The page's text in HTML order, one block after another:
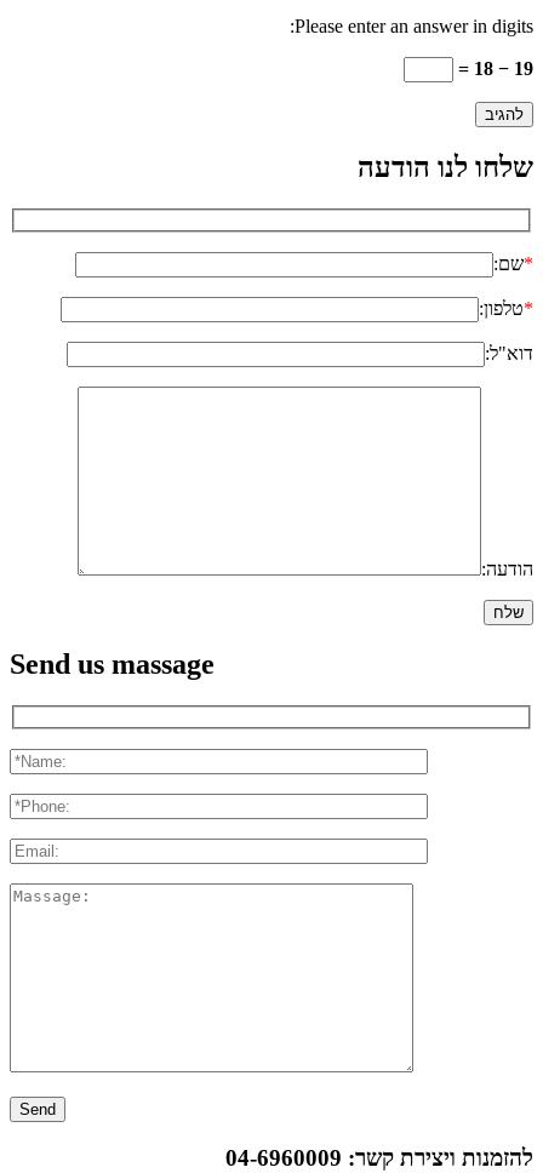
Please enter an answer in digits:
19 − 18 =
שלחו לנו הודעה
*שם:
*טלפון:
דוא"ל:
הודעה:
Send us massage
להזמנות ויצירת קשר: